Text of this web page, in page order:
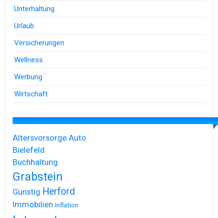
Unterhaltung
Urlaub
Versicherungen
Wellness
Werbung
Wirtschaft
Altersvorsorge Auto
Bielefeld
Buchhaltung
Grabstein
Günstig Herford
Immobilien Inflation